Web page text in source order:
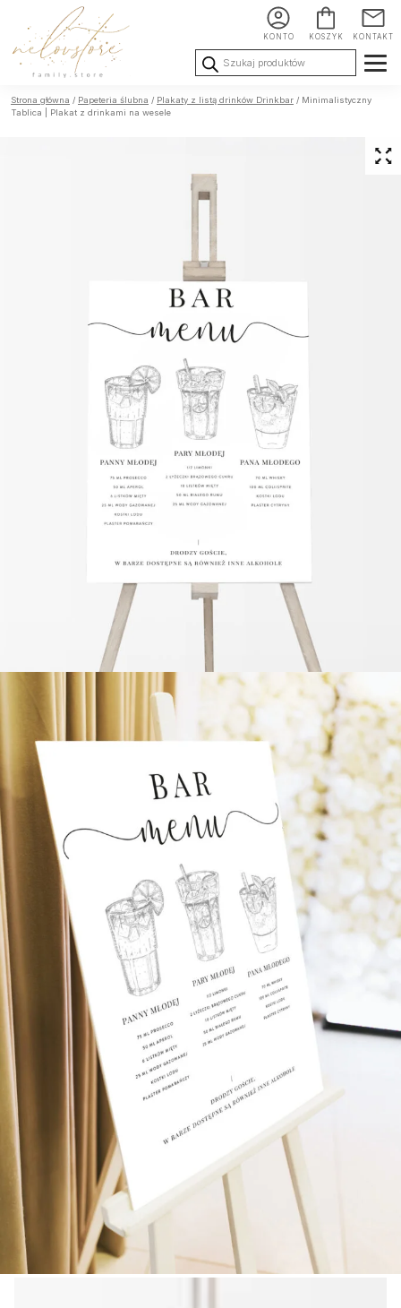
KONTO KOSZYK KONTAKT
Wyszukiwarka
produktów
Ślub i
Wesele
Chrzest i
Urodziny i
Strona główna / Papeteria ślubna / Plakaty z listą drinków Drinkbar / Minimalistyczny
Tablica | Plakat z drinkami na wesele